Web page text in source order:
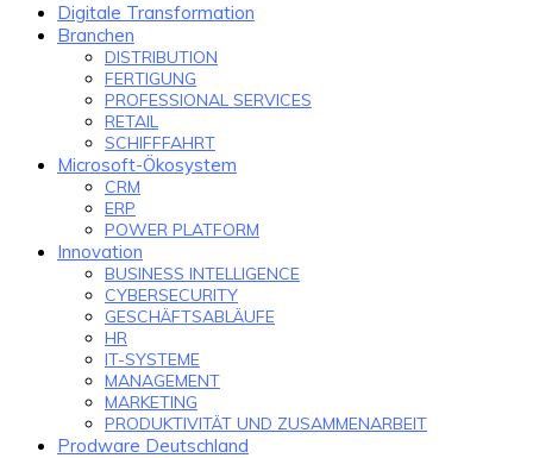
Digitale Transformation
Branchen
DISTRIBUTION
FERTIGUNG
PROFESSIONAL SERVICES
RETAIL
SCHIFFFAHRT
Microsoft-Ökosystem
CRM
ERP
POWER PLATFORM
Innovation
BUSINESS INTELLIGENCE
CYBERSECURITY
GESCHÄFTSABLÄUFE
HR
IT-SYSTEME
MANAGEMENT
MARKETING
PRODUKTIVITÄT UND ZUSAMMENARBEIT
Prodware Deutschland